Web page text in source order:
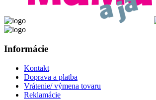
Informácie
Kontakt
Doprava a platba
Vrátenie/ výmena tovaru
Reklamácie